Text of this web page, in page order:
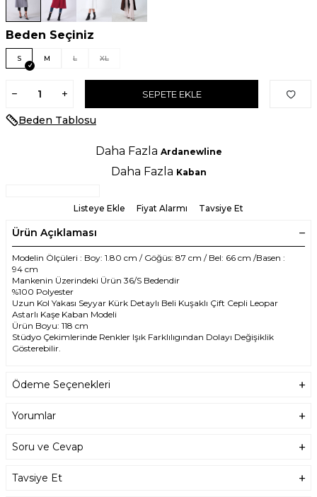
Beden Seçiniz
S M L XL
SEPETE EKLE
Beden Tablosu
Daha Fazla Ardanewline
Daha Fazla Kaban
Listeye Ekle Fiyat Alarmı Tavsiye Et
Ürün Açıklaması
Modelin Ölçüleri : Boy: 1.80 cm / Göğüs: 87 cm / Bel: 66 cm /Basen :
94 cm
Mankenin Üzerindeki Ürün 36/S Bedendir
%100 Polyester
Uzun Kol Yakası Seyyar Kürk Detaylı Beli Kuşaklı Çift Cepli Leopar
Astarlı Kaşe Kaban Modeli
Ürün Boyu: 118 cm
Stüdyo Çekimlerinde Renkler Işık Farklılıgından Dolayı Değişiklik
Gösterebilir.
Ödeme Seçenekleri
Yorumlar
Soru ve Cevap
Tavsiye Et